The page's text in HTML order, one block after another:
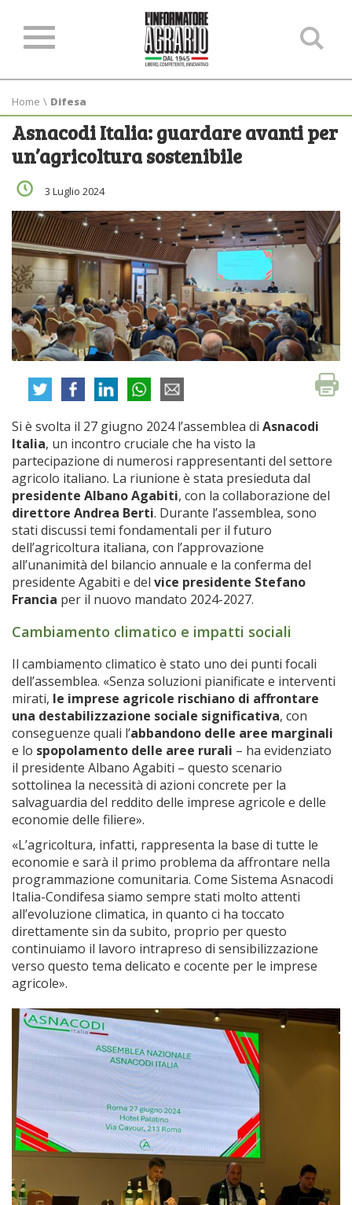
Home \ Difesa
Asnacodi Italia: guardare avanti per
un’agricoltura sostenibile
3 Luglio 2024
Si è svolta il 27 giugno 2024 l’assemblea di Asnacodi
Italia, un incontro cruciale che ha visto la
partecipazione di numerosi rappresentanti del settore
agricolo italiano. La riunione è stata presieduta dal
presidente Albano Agabiti, con la collaborazione del
direttore Andrea Berti. Durante l’assemblea, sono
stati discussi temi fondamentali per il futuro
dell’agricoltura italiana, con l’approvazione
all’unanimità del bilancio annuale e la conferma del
presidente Agabiti e del vice presidente Stefano
Francia per il nuovo mandato 2024-2027.
Cambiamento climatico e impatti sociali
Il cambiamento climatico è stato uno dei punti focali
dell’assemblea. «Senza soluzioni pianificate e interventi
mirati, le imprese agricole rischiano di affrontare
una destabilizzazione sociale significativa, con
conseguenze quali l’abbandono delle aree marginali
e lo spopolamento delle aree rurali – ha evidenziato
il presidente Albano Agabiti – questo scenario
sottolinea la necessità di azioni concrete per la
salvaguardia del reddito delle imprese agricole e delle
economie delle filiere».
«L’agricoltura, infatti, rappresenta la base di tutte le
economie e sarà il primo problema da affrontare nella
programmazione comunitaria. Come Sistema Asnacodi
Italia-Condifesa siamo sempre stati molto attenti
all’evoluzione climatica, in quanto ci ha toccato
direttamente sin da subito, proprio per questo
continuiamo il lavoro intrapreso di sensibilizzazione
verso questo tema delicato e cocente per le imprese
agricole».